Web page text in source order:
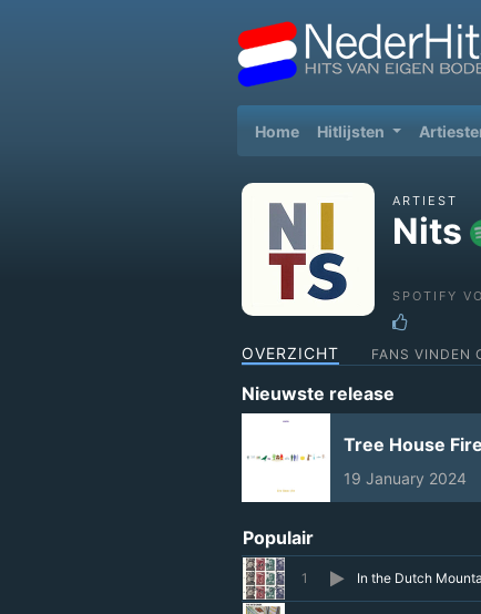
Home(current)
Hitlijsten
ARTIEST
Nits
SPOTIFY
OVERZICHT FANS VINDEN
Nieuwste release
Tree House Fire
19 January 2024
Populair
1 In the Dutch